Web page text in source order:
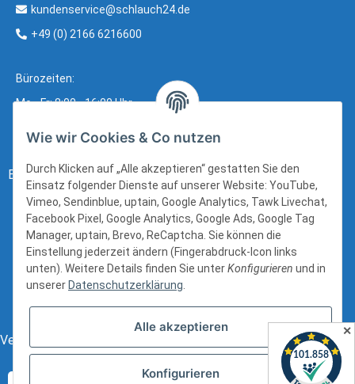
kundenservice@schlauch24.de
+49 (0) 2166 6216600
Bürozeiten:
Mo - Fr: 8:00 - 16:00 Uhr
Bezahlung:
Versand:
Wie wir Cookies & Co nutzen
Durch Klicken auf „Alle akzeptieren“ gestatten Sie den
Einsatz folgender Dienste auf unserer Website: YouTube,
Vimeo, Sendinblue, uptain, Google Analytics, Tawk Livechat,
Facebook Pixel, Google Analytics, Google Ads, Google Tag
Manager, uptain, Brevo, ReCaptcha. Sie können die
Einstellung jederzeit ändern (Fingerabdruck-Icon links
unten). Weitere Details finden Sie unterKonfigurieren und in
unserer Datenschutzerklärung.
Alle akzeptieren
Konfigurieren
✕